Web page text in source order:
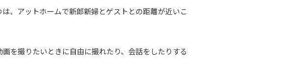
、アットホームで新郎新婦とゲストとの距離が近いこ
を撮りたいときに自由に撮れたり、会話をしたりする